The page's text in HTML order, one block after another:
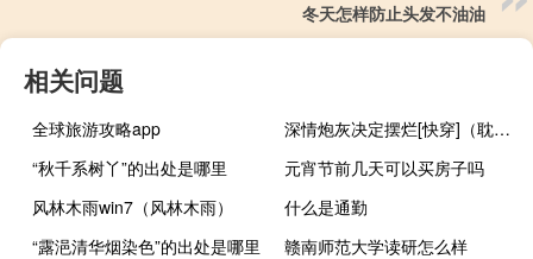
冬天怎样防止头发不油油
相关问题
全球旅游攻略app
深情炮灰决定摆烂[快穿]（耽美快穿小说）
“秋千系树丫”的出处是哪里
元宵节前几天可以买房子吗
风林木雨win7（风林木雨）
什么是通勤
“露浥清华烟染色”的出处是哪里
赣南师范大学读研怎么样